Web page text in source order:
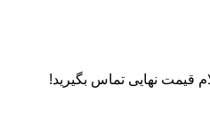
قیمت نهایی تماس بگیرید!